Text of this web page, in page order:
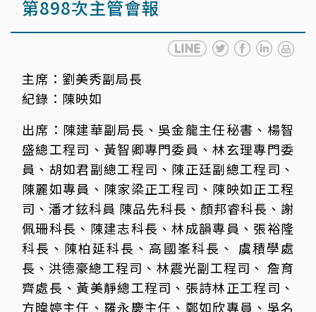
第898次主管會報
主席： 劉美秀副局長
紀錄： 陳映如
出席： 陳建華副局長、吳金龍主任秘書、楊智
盛總工程司、黃智卿專門委員、林玄理專門委
員、胡如君副總工程司、陳正廷副總工程司、
陳麗如專員、陳家梁正工程司、陳映如正工程
司、潘才鉉科員 陳品先科長、顏邦睿科長、謝
佩珊科長、陳建志科長、林成韻專員、張裕隆
科長、陳柏延科長、高國峯科長、 虞積學處
長、洪德豪總工程司、林震光副工程司、 詹育
齊處長、黃美靜總工程司、張詩林正工程司、
方暐婷主任、羅永慶主任、鄭如欣專員、吳名